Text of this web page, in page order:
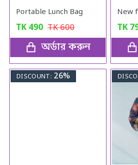
Portable Lunch Bag
TK 490 TK600
অর্ডার করুন
New
TK
DISCOUNT: 26%